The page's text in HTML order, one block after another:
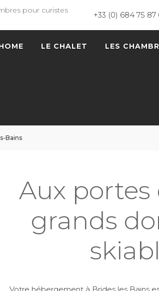
pour curistes
+33 (0) 684 75 87
LE CHALET LES
Bains
Aux portes
grands